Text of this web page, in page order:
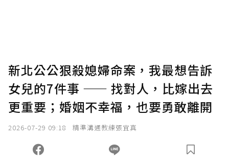
新北公公狠殺媳婦命案，我最想告訴
女兒的7件事 —— 找對人，比嫁出去
更重要；婚姻不幸福，也要勇敢離開
2026-07-29 09:18 精準溝通教練張宜真